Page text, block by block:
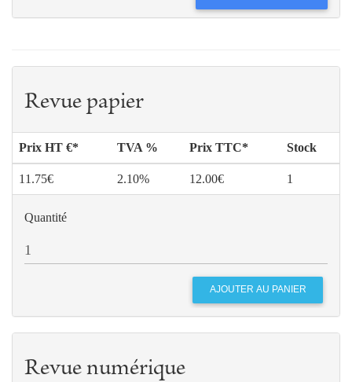
Revue papier
Prix HT €* TVA % Prix TTC* Stock
11.75€ 2.10% 12.00€ 1
Quantité
Revue numérique